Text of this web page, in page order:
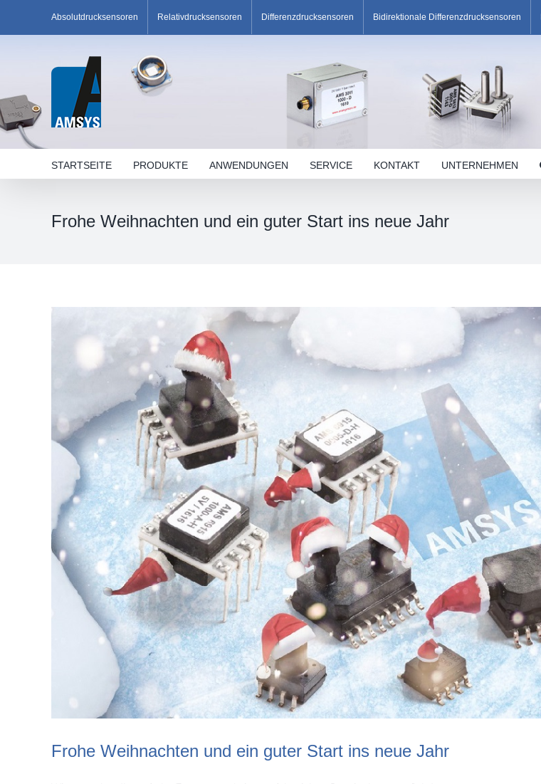
content
Absolutdrucksensoren Relativdrucksensoren Differenzdrucksensoren Bidirektionale Differenzdrucksensoren
STARTSEITE PRODUKTE ANWENDUNGEN SERVICE KONTAKT UNTERNEHMEN
Frohe Weihnachten und ein guter Start ins neue Jahr
Zeige
Frohe Weihnachten und ein guter Start ins neue Jahr